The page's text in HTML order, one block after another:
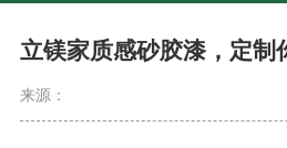
立镁家质感砂胶漆，定制
来源：